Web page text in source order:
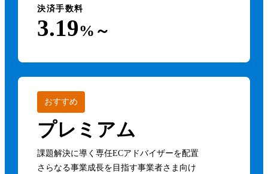
決済手数料
3.19%～
おすすめ
プレミアム
課題解決に導く専任ECアドバイザーを配置
さらなる事業成長を目指す事業者さま向け